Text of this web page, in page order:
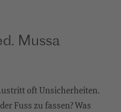
Mussa
oft Unsicherheiten.
Fuss zu fassen? Was